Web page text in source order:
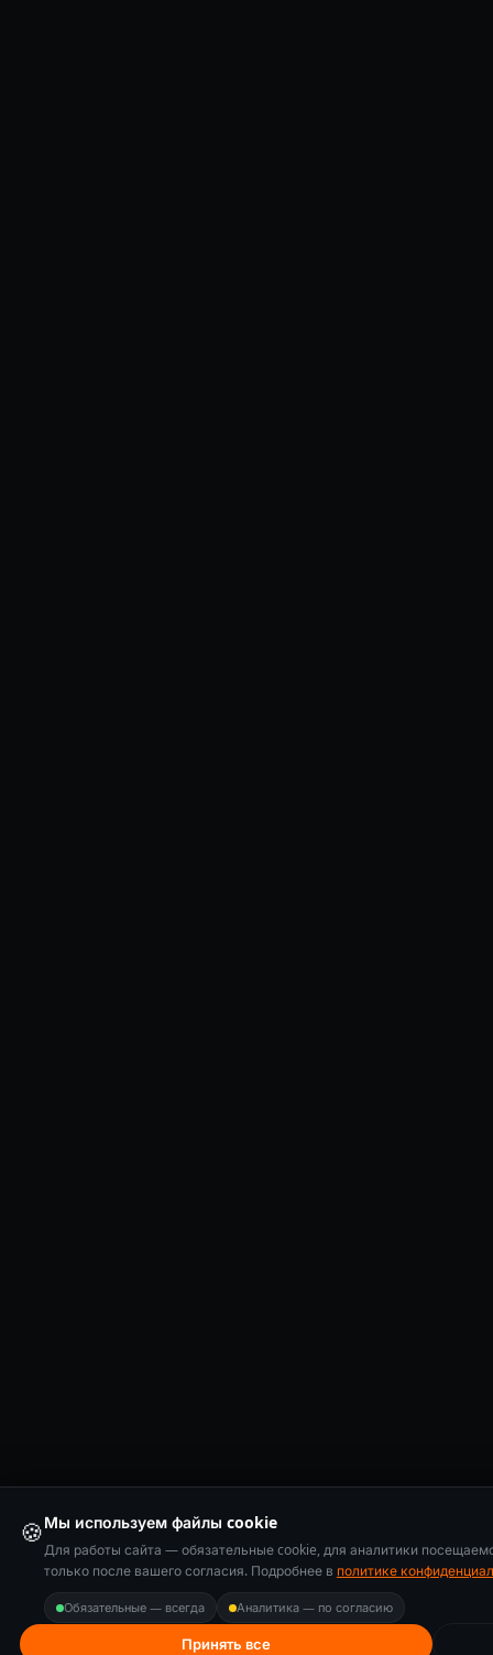
🍪Мы используем файлы cookie
Для работы сайта — обязательные cookie, для аналитики
только после вашего согласия. Подробнее в политике
Обязательные — всегда Аналитика — по согласию
Принять все